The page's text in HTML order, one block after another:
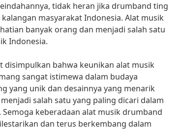
tidak heran jika drumband ting
masyarakat Indonesia. Alat musik
banyak orang dan menjadi salah satu
Indonesia.
disimpulkan bahwa keunikan alat musik
sangat istimewa dalam budaya
yang unik dan desainnya yang menarik
salah satu yang paling dicari dalam
keberadaan alat musik drumband
dan terus berkembang dalam